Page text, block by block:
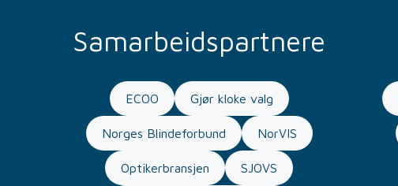
Samarbeidspartnere
ECOO Gjør kloke valg
Norges Blindeforbund NorVIS
Optikerbransjen SJOVS